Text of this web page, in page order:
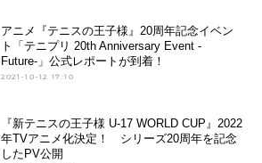
アニメ『テニスの王子様』20周年記念イベン
ト「テニプリ 20th Anniversary Event -
Future-」公式レポートが到着！
2021-10-12 17:10
『新テニスの王子様 U-17 WORLD CUP』2022
年TVアニメ化決定！ シリーズ20周年を記念
したPV公開